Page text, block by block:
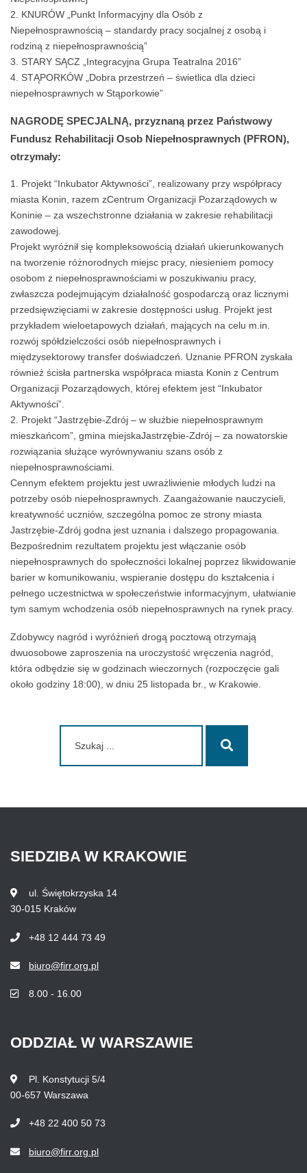
KNURÓW „Punkt Informacyjny dla Osób z
Niepełnosprawnością – standardy pracy socjalnej z osobą i
rodziną z niepełnosprawnością”
STARY SĄCZ „Integracyjna Grupa Teatralna 2016”
STĄPORKÓW „Dobra przestrzeń – świetlica dla dzieci
niepełnosprawnych w Stąporkowie”
NAGRODĘ SPECJALNĄ, przyznaną przez Państwowy
Fundusz Rehabilitacji Osob Niepełnosprawnych (PFRON),
otrzymały:
Projekt “Inkubator Aktywności”, realizowany przy współpracy
miasta Konin, razem zCentrum Organizacji Pozarządowych w
Koninie – za wszechstronne działania w zakresie rehabilitacji
zawodowej.
Projekt wyróżnił się kompleksowością działań ukierunkowanych
na tworzenie różnorodnych miejsc pracy, niesieniem pomocy
osobom z niepełnosprawnościami w poszukiwaniu pracy,
zwłaszcza podejmującym działalność gospodarczą oraz licznymi
przedsięwzięciami w zakresie dostępności usług. Projekt jest
przykładem wieloetapowych działań, mających na celu m.in.
rozwój spółdzielczości osób niepełnosprawnych i
międzysektorowy transfer doświadczeń. Uznanie PFRON zyskała
również ścisła partnerska współpraca miasta Konin z Centrum
Organizacji Pozarządowych, której efektem jest “Inkubator
Aktywności”.
Projekt “Jastrzębie-Zdrój – w służbie niepełnosprawnym
mieszkańcom”, gmina miejskaJastrzębie-Zdrój – za nowatorskie
rozwiązania służące wyrównywaniu szans osób z
niepełnosprawnościami.
Cennym efektem projektu jest uwrażliwienie młodych ludzi na
potrzeby osób niepełnosprawnych. Zaangażowanie nauczycieli,
kreatywność uczniów, szczególna pomoc ze strony miasta
Jastrzębie-Zdrój godna jest uznania i dalszego propagowania.
Bezpośrednim rezultatem projektu jest włączanie osób
niepełnosprawnych do społeczności lokalnej poprzez likwidowanie
barier w komunikowaniu, wspieranie dostępu do kształcenia i
pełnego uczestnictwa w społeczeństwie informacyjnym, ułatwianie
tym samym wchodzenia osób niepełnosprawnych na rynek pracy.
Zdobywcy nagród i wyróżnień drogą pocztową otrzymają
dwuosobowe zaproszenia na uroczystość wręczenia nagród,
która odbędzie się w godzinach wieczornych (rozpoczęcie gali
około godziny 18:00), w dniu 25 listopada br., w Krakowie.
Szukaj
SIEDZIBA W KRAKOWIE
ul. Świętokrzyska 14
30-015 Kraków
+48 12 444 73 49
biuro@firr.org.pl
8.00 - 16.00
ODDZIAŁ W WARSZAWIE
Pl. Konstytucji 5/4
00-657 Warszawa
+48 22 400 50 73
biuro@firr.org.pl